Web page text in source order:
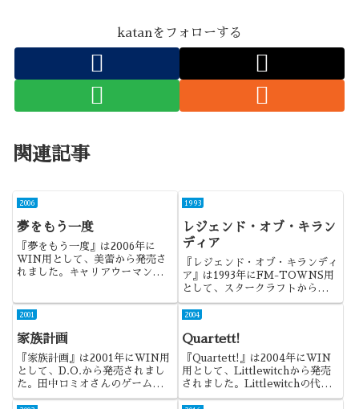
katanをフォローする
関連記事
2006
夢をもう一度
『夢をもう一度』は2006年に
WIN用として、美蕾から発売さ
れました。キャリアウーマンのお
1993
レジェンド・オブ・キラン
ディア
『レジェンド・オブ・キランディ
ア』は1993年にFM-TOWNS用
として、スタークラフトから発売
されました。オリジナルは
Westwood Studiosが開発した
で、本作はその日本語移植版に
な...
2001
家族計画
『家族計画』は2001年にWIN用
として、D.O.から発売されまし
た。田中ロミオさんのゲームで心
底楽しめたのは、結果的に本作だ
2004
Quartett!
『Quartett!』は2004年にWIN
用として、Littlewitchから発売
されました。Littlewitchの代名
詞とも言えたFFDシステムを存